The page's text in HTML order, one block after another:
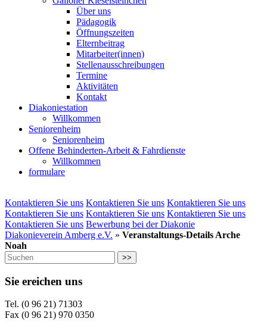
Über uns
Pädagogik
Öffnungszeiten
Elternbeitrag
Mitarbeiter(innen)
Stellenausschreibungen
Termine
Aktivitäten
Kontakt
Diakoniestation
Willkommen
Seniorenheim
Seniorenheim
Offene Behinderten-Arbeit & Fahrdienste
Willkommen
formulare
Kontaktieren Sie uns Kontaktieren Sie uns Kontaktieren Sie uns
Kontaktieren Sie uns Kontaktieren Sie uns Kontaktieren Sie uns
Kontaktieren Sie uns Bewerbung bei der Diakonie
Diakonieverein Amberg e.V. » Veranstaltungs-Details Arche
Noah
>>
Sie ereichen uns
Tel. (0 96 21) 71303
Fax (0 96 21) 970 0350